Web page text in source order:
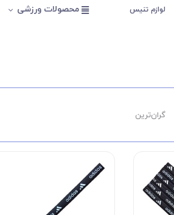
لوازم تنیس محصولات ورزشی
گران‌ترین